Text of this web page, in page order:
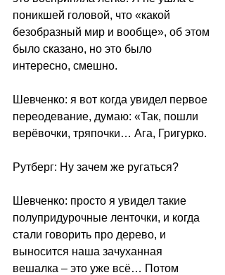
поникшей головой, что «какой
безобразный мир и вообще», об этом
было сказано, но это было
интересно, смешно.
Шевченко: я вот когда увидел первое
переодевание, думаю: «Так, пошли
верёвочки, тряпочки… Ага, Григурко.
Рутберг: Ну зачем же ругаться?
Шевченко: просто я увидел такие
полупридурочные ленточки, и когда
стали говорить про дерево, и
выносится наша зачуханная
вешалка – это уже всё… Потом